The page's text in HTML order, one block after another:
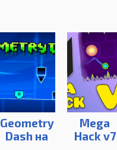
Geometry
Dash на
Mega
Hack v7